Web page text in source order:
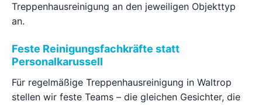
Treppenhausreinigung an den jeweiligen Objekttyp
an.
Feste Reinigungsfachkräfte statt
Personalkarussell
Für regelmäßige Treppenhausreinigung in Waltrop
stellen wir feste Teams – die gleichen Gesichter, die